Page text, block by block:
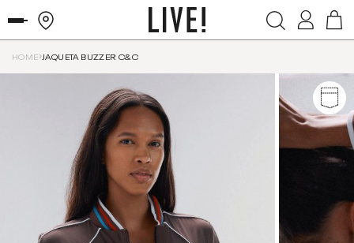
HOME JAQUETA BUZZER C&C